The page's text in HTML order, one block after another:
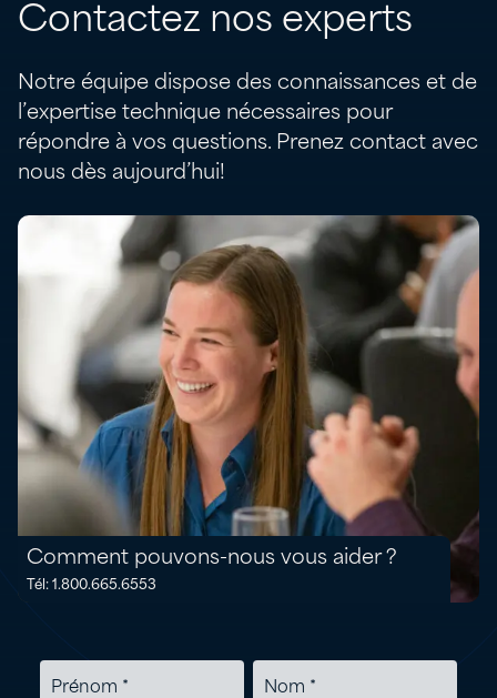
Contactez nos experts
Notre équipe dispose des connaissances et de
l’expertise technique nécessaires pour
répondre à vos questions. Prenez contact avec
nous dès aujourd’hui!
Comment pouvons-nous vous aider ?
Tél: 1.800.665.6553